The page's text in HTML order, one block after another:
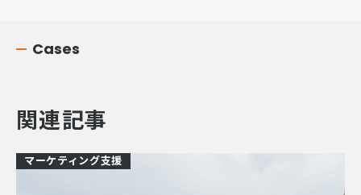
Cases
関連記事
マーケティング支援